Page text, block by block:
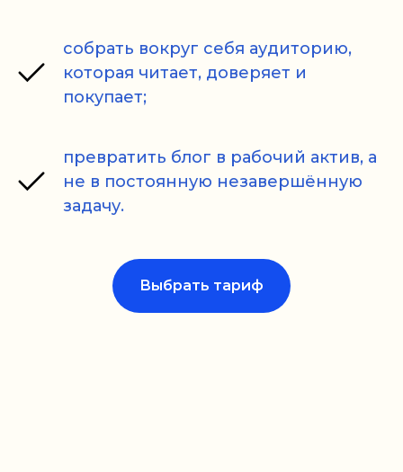
собрать вокруг себя аудиторию,
которая читает, доверяет и
покупает;
превратить блог в рабочий актив, а
не в постоянную незавершённую
задачу.
Выбрать тариф